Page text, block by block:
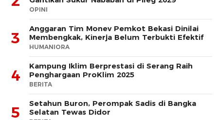
OPINI
3
Anggaran Tim Monev Pemkot Bekasi Dinilai
Membengkak, Kinerja Belum Terbukti Efektif
HUMANIORA
4
Kampung Iklim Berprestasi di Serang Raih
Penghargaan ProKlim 2025
BERITA
5
Setahun Buron, Perompak Sadis di Bangka
Selatan Tewas Didor